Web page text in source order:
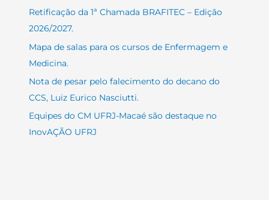
Retificação da 1ª Chamada BRAFITEC – Edição
2026/2027.
Mapa de salas para os cursos de Enfermagem e
Medicina.
Nota de pesar pelo falecimento do decano do
CCS, Luiz Eurico Nasciutti.
Equipes do CM UFRJ-Macaé são destaque no
InovAÇÃO UFRJ